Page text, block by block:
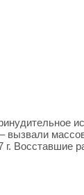
вызвали
г. Восставшие